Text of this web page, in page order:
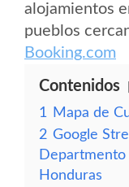
alojamientos
pueblos
Booking.com
Contenidos
1
Mapa de
2 Google
Departmento
Honduras